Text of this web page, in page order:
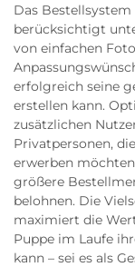
Das
berücksichtigt
von einfachen
erfolgreich seine
erstellen kann.
zusätzlichen
Privatpersonen,
erwerben
größere
belohnen. Die
maximiert die
Puppe im Laufe
kann – sei es als